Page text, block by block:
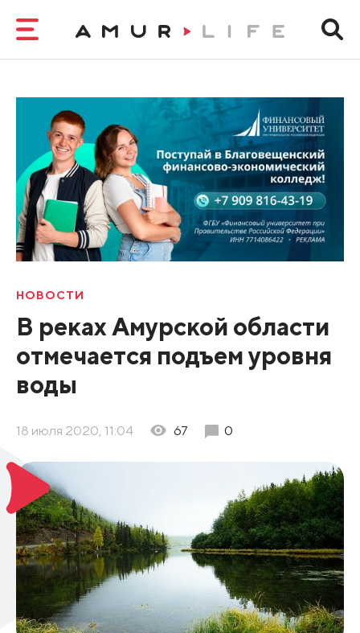
НОВОСТИ
В реках Амурской области
отмечается подъем уровня
воды
18 июля 2020, 11:04 67 0